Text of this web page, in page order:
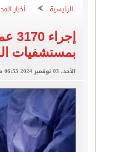
انطلاق
محمد صلاح
سيلتيك
الرئيسية أخبار
بمستشفيات
الأحد، 03 نوفمبر 2024 06:53 م